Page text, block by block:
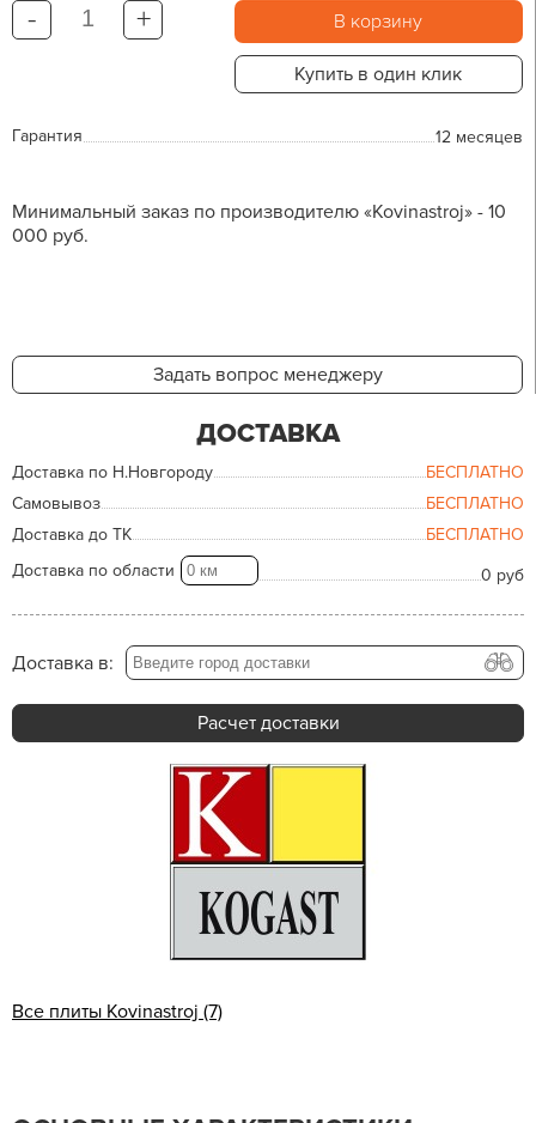
- + В корзину
Купить в один клик
Гарантия 12 месяцев
Минимальный заказ по производителю «Kovinastroj» - 10
000 руб.
Задать вопрос менеджеру
ДОСТАВКА
Доставка по Н.Новгороду
БЕСПЛАТНО
Самовывоз
БЕСПЛАТНО
Доставка до ТК
БЕСПЛАТНО
Доставка по области
0 руб
Доставка в:
Расчет доставки
Все плиты Kovinastroj (7)